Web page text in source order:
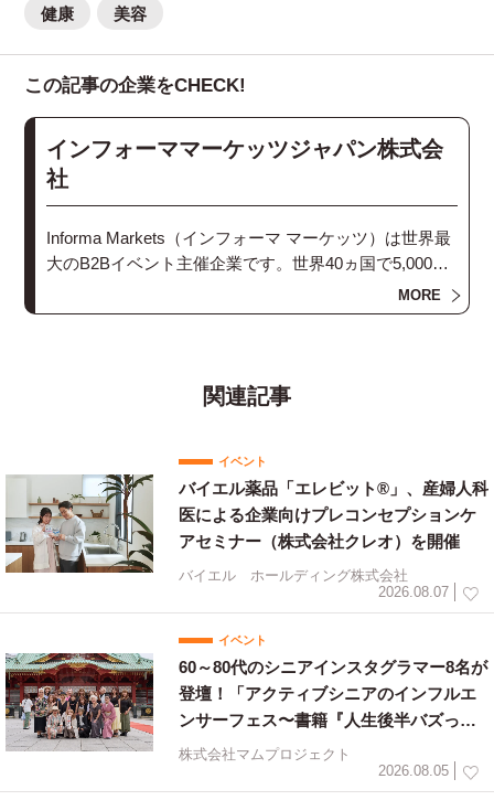
健康 美容
この記事の企業をCHECK!
インフォーママーケッツジャパン株式会
社
Informa Markets（インフォーマ マーケッツ）は世界最
大のB2Bイベント主催企業です。世界40ヵ国で5,000人
を超えるスタッフが450以上の国際的なB2Bイベントを
企画運営し、サプライヤーとバイヤーのマッチングや
Informa Markets Japan（インフォーマ マーケッツ ジャ
内外でビジネスを行う企業を支援し、日本市場に参入
する海外企業に市場へのアクセスを提供するととも
に、海外市場に進出する日本企業の支援も行っていま
す。私たちはイベント、コンファレンス、セミナー、
出版、オンラインメディアからなるポートフォリオを
通じて、世界中のサプライヤーとバイヤーのマッチメ
イキングの場を提供しています。食品、ジュエリー、
ヘルスケア＆製薬・医療、ビューティー、ファッショ
ン＆アパレル、海事産業などのビッグイベントを開催
するとともに、自社媒体である業界専門紙・誌を通じ
てコンテンツと情報を積極的に発信しています。ま
た、今後も新たな分野、産業へもアプローチし、新規
MORE
関連記事
イベント
バイエル薬品「エレビット®」、産婦人科
医による企業向けプレコンセプションケ
アセミナー（株式会社クレオ）を開催
バイエル ホールディング株式会社
2026.08.07
イベント
60～80代のシニアインスタグラマー8名が
登壇！「アクティブシニアのインフルエ
ンサーフェス〜書籍『人生後半バズって
ます！』出版祝〜」を開催
株式会社マムプロジェクト
2026.08.05